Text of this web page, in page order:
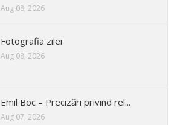
Aug 08, 2026
Fotografia zilei
Aug 08, 2026
Emil Boc – Precizări privind rel...
Aug 07, 2026